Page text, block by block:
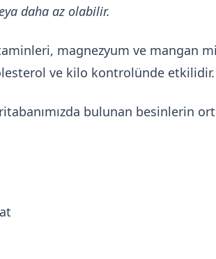
daha az olabilir.
magnezyum ve mangan
ve kilo kontrolünde etkilidir.
bulunan besinlerin